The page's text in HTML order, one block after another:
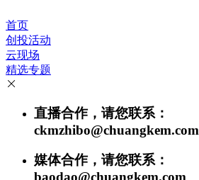
首页
创投活动
云现场
精选专题
直播合作，请您联系：
ckmzhibo@chuangkem.com
媒体合作，请您联系：